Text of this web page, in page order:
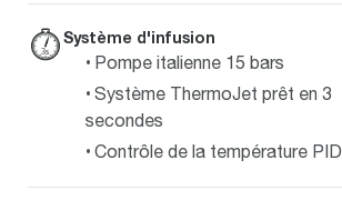
Système d'infusion
Pompe italienne 15 bars
Système ThermoJet prêt en 3
secondes
Contrôle de la température PID